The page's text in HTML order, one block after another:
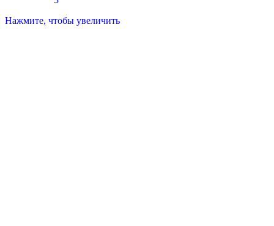
Нажмите, чтобы увеличить